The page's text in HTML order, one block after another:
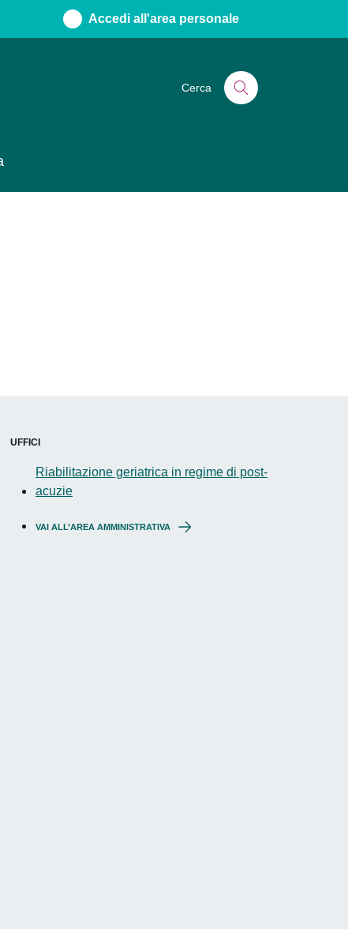
Accedi all'area personale
Cerca
UFFICI
Riabilitazione geriatrica in regime di post-
acuzie
VAI ALL’AREA AMMINISTRATIVA